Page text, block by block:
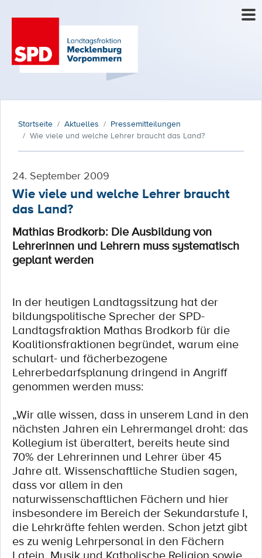
Startseite Aktuelles
Pressemitteilungen
Wie viele und welche Lehrer braucht das Land?
24. September 2009
Wie viele und welche Lehrer braucht
das Land?
Mathias Brodkorb: Die Ausbildung von
Lehrerinnen und Lehrern muss systematisch
geplant werden
In der heutigen Landtagssitzung hat der
bildungspolitische Sprecher der SPD-
Landtagsfraktion Mathas Brodkorb für die
Koalitionsfraktionen begründet, warum eine
schulart- und fächerbezogene
Lehrerbedarfsplanung dringend in Angriff
genommen werden muss:
„Wir alle wissen, dass in unserem Land in den
nächsten Jahren ein Lehrermangel droht: das
Kollegium ist überaltert, bereits heute sind
70% der Lehrerinnen und Lehrer über 45
Jahre alt. Wissenschaftliche Studien sagen,
dass vor allem in den
naturwissenschaftlichen Fächern und hier
insbesondere im Bereich der Sekundarstufe I,
die Lehrkräfte fehlen werden. Schon jetzt gibt
es zu wenig Lehrpersonal in den Fächern